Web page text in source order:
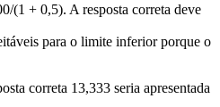
(1 + 0,5). A resposta correta deve
para o limite inferior porque o
correta 13,333 seria apresentada